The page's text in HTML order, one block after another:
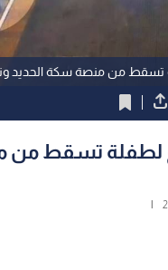
تسقط من منصة سكة الحديد
لطفلة تسقط
|